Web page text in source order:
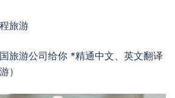
旅游
旅游公司给你 *精通中文、英文翻译
）